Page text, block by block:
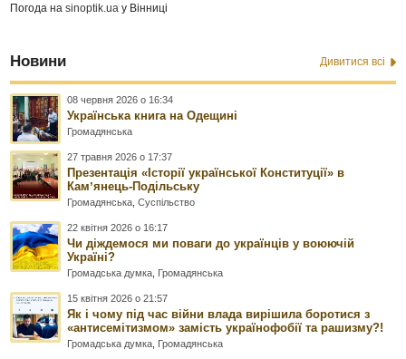
Погода наsinoptik.ua у Вінниці
Новини Дивитися всі
08 червня 2026 о 16:34
Українська книга на Одещині
Громадянська
27 травня 2026 о 17:37
Презентація «Історії української Конституції» в
Камʼянець-Подільську
Громадянська ,Суспільство
22 квітня 2026 о 16:17
Чи діждемося ми поваги до українців у воюючій
Україні?
Громадська думка Громадянська
15 квітня 2026 о 21:57
Як і чому під час війни влада вирішила боротися з
«антисемітизмом» замість українофобії та рашизму?!
Громадська думка Громадянська